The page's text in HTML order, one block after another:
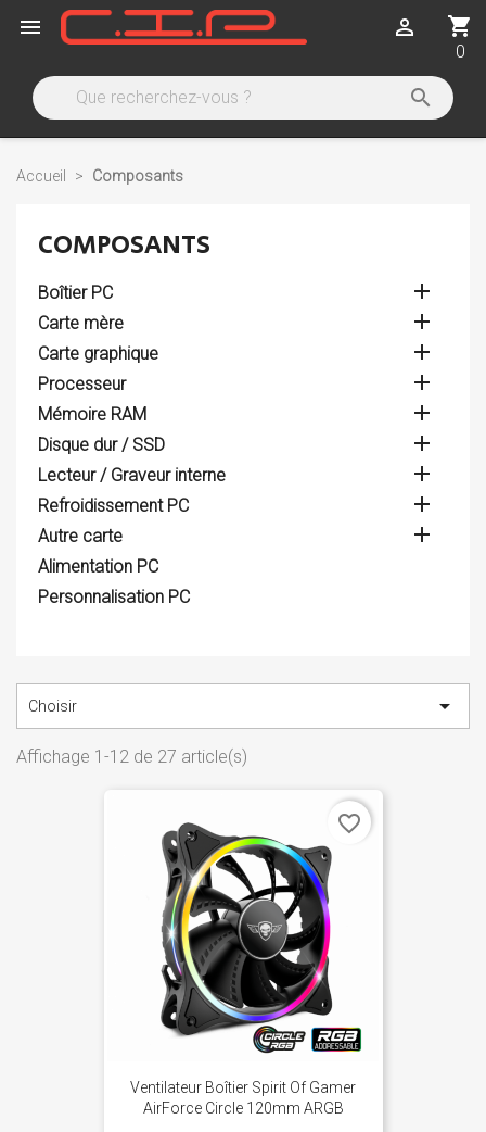
 shopping_cart
0


Accueil Composants
COMPOSANTS
Boîtier PC 
Carte mère 
Carte graphique 
Processeur 
Mémoire RAM 
Disque dur / SSD 
Lecteur / Graveur interne 
Refroidissement PC 
Autre carte 
Alimentation PC
Personnalisation PC
Choisir 
Affichage 1-12 de 27 article(s)
Ventilateur Boîtier Spirit Of Gamer
AirForce Circle 120mm ARGB
favorite_border